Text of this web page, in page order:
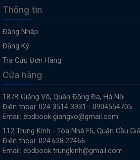
Thông tin
Đăng Nhập
Đăng Ký
Tra Cứu Đơn Hàng
Cửa hàng
187B Giảng Võ, Quận Đống Đa, Hà Nội
Điện thoại: 024 3514 3931 - 0904554705
Email: ebdbook.giangvo@gmail.com
112 Trung Kính - Tòa Nhà F5, Quận Cầu
Điện thoại: 024.628.22466
Email: ebdbook.trungkinh@gmail.com